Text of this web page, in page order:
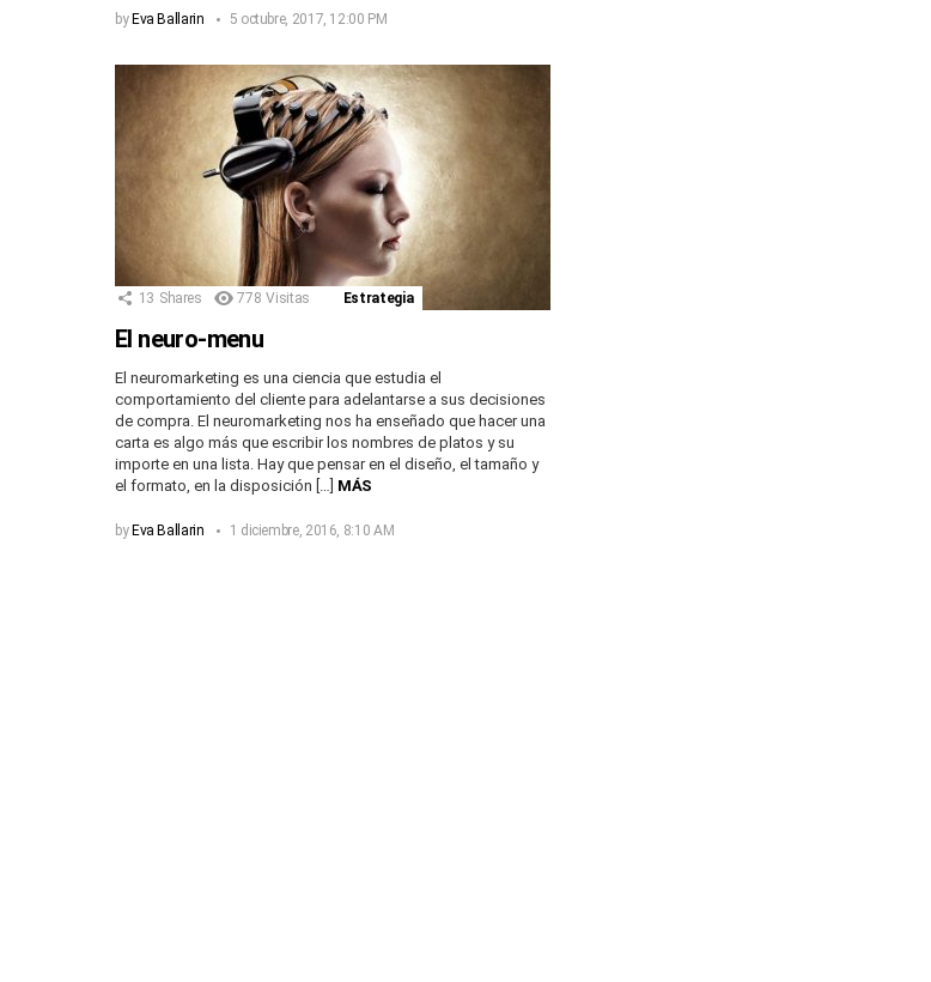
by Eva Ballarin 5 octubre, 2017, 12:00 PM
13 Shares 778 Visitas Estrategia
El neuro-menu
El neuromarketing es una ciencia que estudia el
comportamiento del cliente para adelantarse a sus decisiones
de compra. El neuromarketing nos ha enseñado que hacer una
carta es algo más que escribir los nombres de platos y su
importe en una lista. Hay que pensar en el diseño, el tamaño y
el formato, en la disposición […] MÁS
by Eva Ballarin 1 diciembre, 2016, 8:10 AM